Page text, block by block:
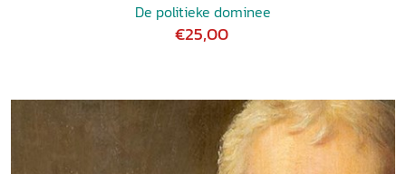
De politieke dominee
€25,00